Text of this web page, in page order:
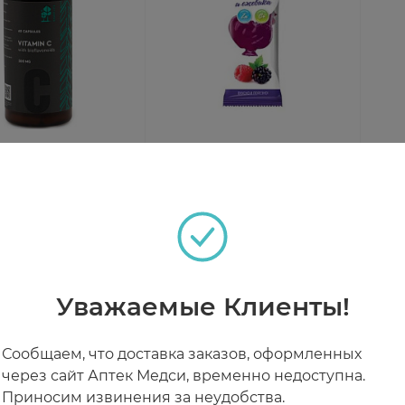
петушок со вкусом
малины и ежевики с 3
лет 17г
Уважаемые Клиенты!
Сообщаем, что доставка заказов, оформленных
через сайт Аптек Медси, временно недоступна.
Приносим извинения за неудобства.